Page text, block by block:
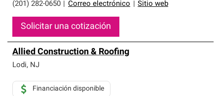
(201) 282-0650
Correo electrónico Sitio web
Solicitar una cotización
Allied Construction & Roofing
Lodi, NJ
Financiación disponible